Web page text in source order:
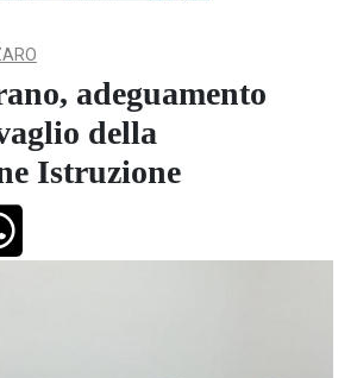
adeguamento
della
Istruzione